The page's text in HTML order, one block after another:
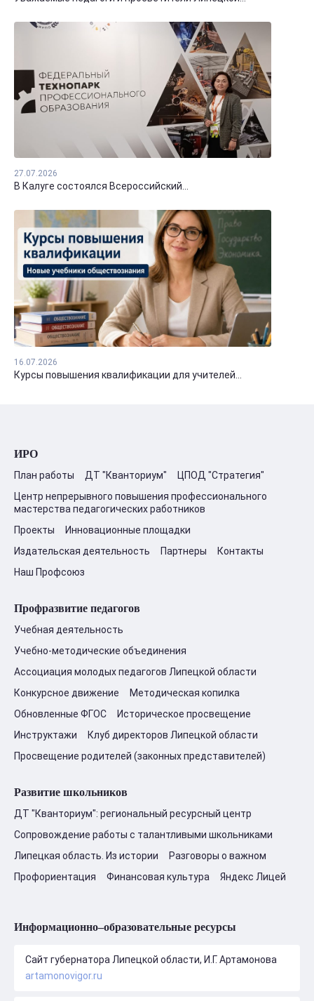
27.07.2026
В Калуге состоялся Всероссийский...
16.07.2026
Курсы повышения квалификации для учителей...
ИРО
План работы ДТ "Кванториум"
ЦПОД "Стратегия"
Центр непрерывного повышения профессионального
мастерства педагогических работников
Проекты
Инновационные площадки
Издательская деятельность
Партнеры
Контакты
Наш Профсоюз
Профразвитие педагогов
Учебная деятельность
Учебно-методические объединения
Ассоциация молодых педагогов Липецкой области
Конкурсное движение
Методическая копилка
Обновленные ФГОС
Историческое просвещение
Инструктажи
Клуб директоров Липецкой области
Просвещение родителей (законных представителей)
Развитие школьников
ДТ "Кванториум": региональный ресурсный центр
Сопровождение работы с талантливыми школьниками
Липецкая область. Из истории
Разговоры о важном
Профориентация
Финансовая культура Яндекс Лицей
Информационно–образовательные ресурсы
Сайт губернатора Липецкой области, И.Г. Артамонова
artamonovigor.ru